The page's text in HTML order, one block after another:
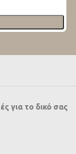
για το δικό σας